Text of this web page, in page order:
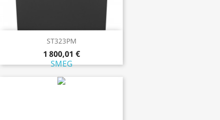
ST323PM
1 800,01 €
SMEG